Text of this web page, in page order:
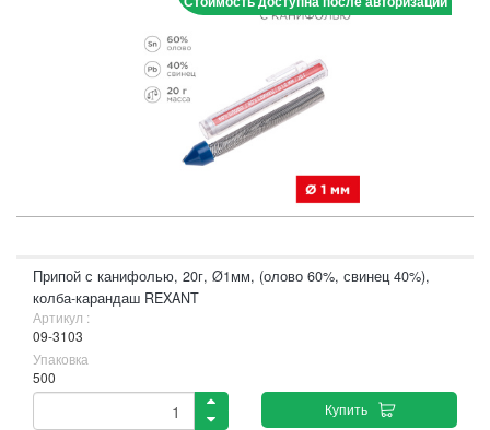
Припой с канифолью, 20г, Ø1мм, (олово 60%, свинец 40%),
колба-карандаш REXANT
Артикул :
09-3103
Упаковка
500
Купить